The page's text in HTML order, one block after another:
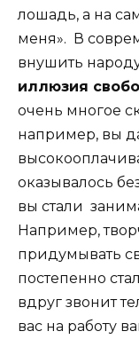
лошадь, а на
меня». В
внушить
иллюзия
очень многое
например, вы
оказывалось
вы стали
Например,
придумывать
постепенно
вдруг звонит
вас на работу